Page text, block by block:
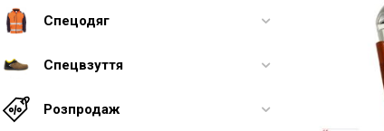
Спецодяг
Спецвзуття
Розпродаж